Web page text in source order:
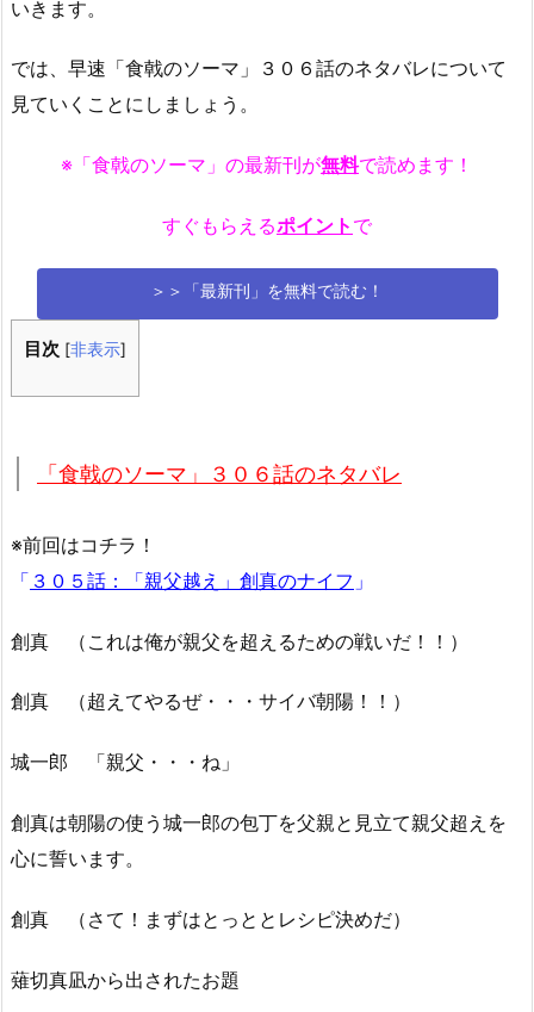
いきます。
では、早速「食戟のソーマ」３０６話のネタバレについて
見ていくことにしましょう。
※「食戟のソーマ」の最新刊が無料で読めます！
すぐもらえるポイント で
＞＞「最新刊」を無料で読む！
目次 [非表示]
「食戟のソーマ」３０６話のネタバレ
※前回はコチラ！
「 ３０５話：「親父越え」創真のナイフ 」
創真 （これは俺が親父を超えるための戦いだ！！）
創真 （超えてやるぜ・・・サイバ朝陽！！）
城一郎 「親父・・・ね」
創真は朝陽の使う城一郎の包丁を父親と見立て親父超えを
心に誓います。
創真 （さて！まずはとっととレシピ決めだ）
薙切真凪から出されたお題